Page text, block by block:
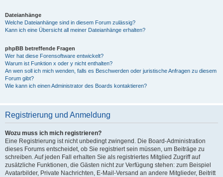
Dateianhänge
Welche Dateianhänge sind in diesem Forum zulässig?
Kann ich eine Übersicht all meiner Dateianhänge erhalten?
phpBB betreffende Fragen
Wer hat diese Forensoftware entwickelt?
Warum ist Funktion x oder y nicht enthalten?
An wen soll ich mich wenden, falls es Beschwerden oder juristische Anfragen zu diesem
Forum gibt?
Wie kann ich einen Administrator des Boards kontaktieren?
Registrierung und Anmeldung
Wozu muss ich mich registrieren?
Eine Registrierung ist nicht unbedingt zwingend. Die Board-Administration
dieses Forums entscheidet, ob Sie registriert sein müssen, um Beiträge zu
schreiben. Auf jeden Fall erhalten Sie als registriertes Mitglied Zugriff auf
zusätzliche Funktionen, die Gästen nicht zur Verfügung stehen: zum Beispiel
Avatarbilder, Private Nachrichten, E-Mail-Versand an andere Mitglieder, Beitritt